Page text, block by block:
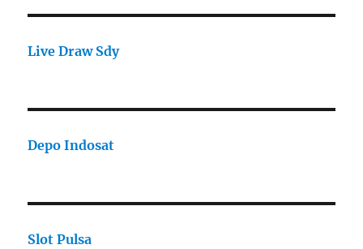
Live Draw Sdy
Depo Indosat
Slot Pulsa